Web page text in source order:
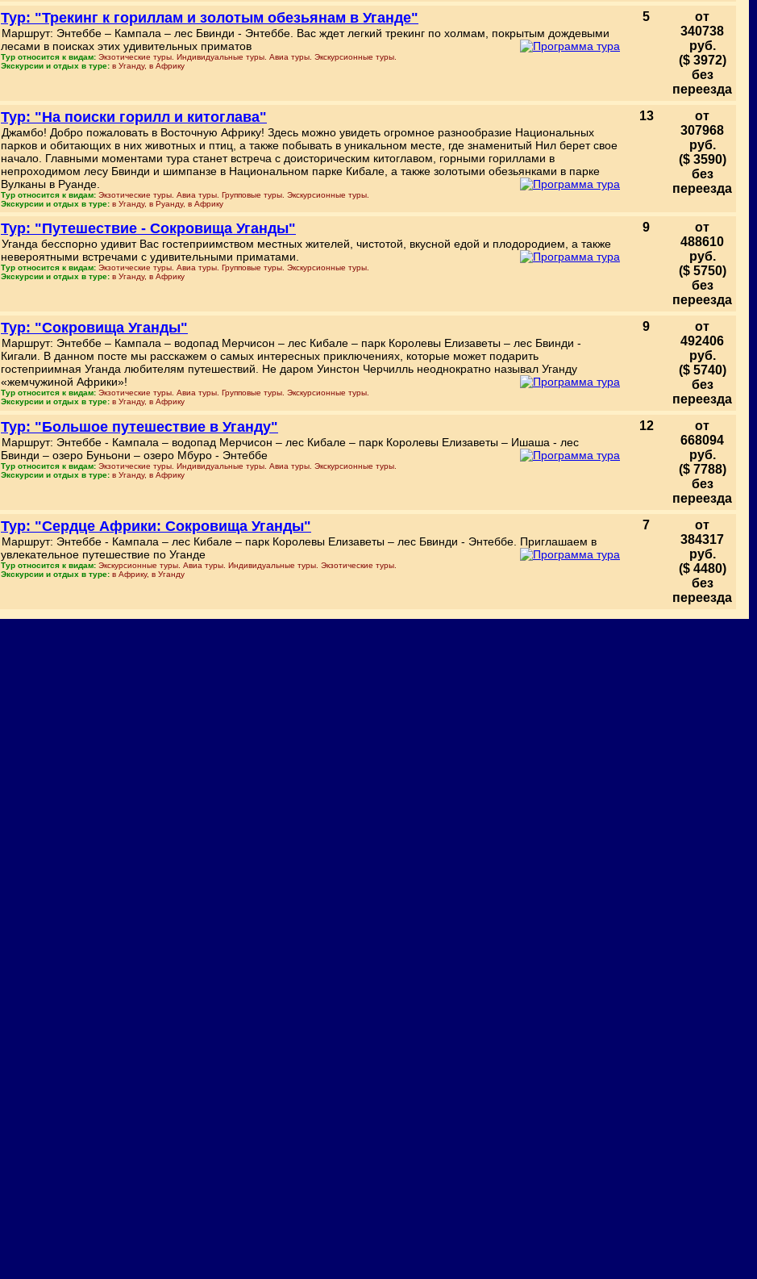
Тур: "Трекинг к гориллам и золотым обезьянам в Уганде"
Маршрут: Энтеббе – Кампала – лес Бвинди - Энтеббе. Вас ждет легкий трекинг по холмам, покрытым дождевыми
лесами в поисках этих удивительных приматов
Тур относится к видам: Экзотические туры. Индивидуальные туры. Авиа туры. Экскурсионные туры.
Экскурсии и отдых в туре: в Уганду, в Африку
5
от
340738
руб.
($ 3972)
без
переезда
Тур: "На поиски горилл и китоглава"
Джамбо! Добро пожаловать в Восточную Африку! Здесь можно увидеть огромное разнообразие Национальных
парков и обитающих в них животных и птиц, а также побывать в уникальном месте, где знаменитый Нил берет свое
начало. Главными моментами тура станет встреча с доисторическим китоглавом, горными гориллами в
непроходимом лесу Бвинди и шимпанзе в Национальном парке Кибале, а также золотыми обезьянками в парке
Вулканы в Руанде.
Тур относится к видам: Экзотические туры. Авиа туры. Групповые туры. Экскурсионные туры.
Экскурсии и отдых в туре: в Уганду, в Руанду, в Африку
13
от
307968
руб.
($ 3590)
без
переезда
Тур: "Путешествие - Сокровища Уганды"
Уганда бесспорно удивит Вас гостеприимством местных жителей, чистотой, вкусной едой и плодородием, а также
невероятными встречами с удивительными приматами.
Тур относится к видам: Экзотические туры. Авиа туры. Групповые туры. Экскурсионные туры.
Экскурсии и отдых в туре: в Уганду, в Африку
9
от
488610
руб.
($ 5750)
без
переезда
Тур: "Сокровища Уганды"
Маршрут: Энтеббе – Кампала – водопад Мерчисон – лес Кибале – парк Королевы Елизаветы – лес Бвинди -
Кигали. В данном посте мы расскажем о самых интересных приключениях, которые может подарить
гостеприимная Уганда любителям путешествий. Не даром Уинстон Черчилль неоднократно называл Уганду
«жемчужиной Африки»!
Тур относится к видам: Экзотические туры. Авиа туры. Групповые туры. Экскурсионные туры.
Экскурсии и отдых в туре: в Уганду, в Африку
9
от
492406
руб.
($ 5740)
без
переезда
Тур: "Большое путешествие в Уганду"
Маршрут: Энтеббе - Кампала – водопад Мерчисон – лес Кибале – парк Королевы Елизаветы – Ишаша - лес
Бвинди – озеро Буньони – озеро Мбуро - Энтеббе
Тур относится к видам: Экзотические туры. Индивидуальные туры. Авиа туры. Экскурсионные туры.
Экскурсии и отдых в туре: в Уганду, в Африку
12
от
668094
руб.
($ 7788)
без
переезда
Тур: "Сердце Африки: Сокровища Уганды"
Маршрут: Энтеббе - Кампала – лес Кибале – парк Королевы Елизаветы – лес Бвинди - Энтеббе. Приглашаем в
увлекательное путешествие по Уганде
Тур относится к видам: Экскурсионные туры. Авиа туры. Индивидуальные туры. Экзотические туры.
Экскурсии и отдых в туре: в Африку, в Уганду
7
от
384317
руб.
($ 4480)
без
переезда